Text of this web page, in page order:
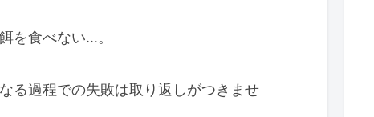
を食べない…。
る過程での失敗は取り返しがつきませ